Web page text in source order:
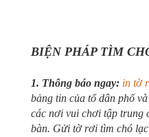
BIỆN PHÁP TÌM
1. Thông báo ngay: in tờ
bảng tin của tổ dân phố
các nơi vui chơi tập trung
bàn. Gửi tờ rơi tìm chó